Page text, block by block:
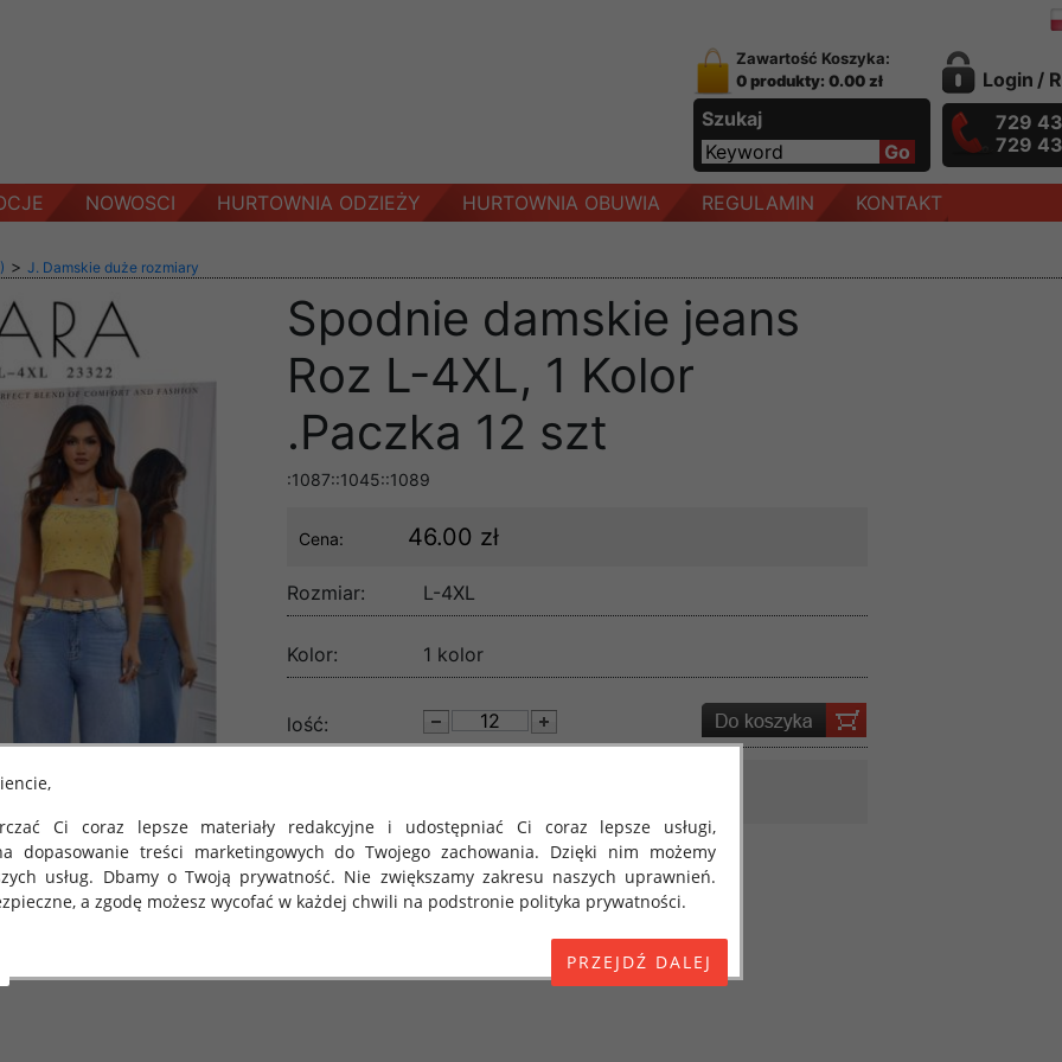
Zawartość Koszyka:
0 produkty: 0.00 zł
Szukaj
Login /
729
729
NOWOSCI HURTOWNIA ODZIEŻY HURTOWNIA OBUWIA REGULAMIN KONTAKT
> J. Damskie duże rozmiary
Spodnie damskie jeans
Roz L-4XL, 1 Kolor
.Paczka 12 szt
:1087::1045::1089
Cena: 46.00 zł
Rozmiar: L-4XL
Kolor: 1 kolor
lość:
Ci coraz lepsze materiały redakcyjne i udostępniać Ci coraz lepsze usługi,
dopasowanie treści marketingowych do Twojego zachowania. Dzięki nim możemy
usług. Dbamy o Twoją prywatność. Nie zwiększamy zakresu naszych uprawnień.
a zgodę możesz wycofać w każdej chwili na podstronie polityka prywatności.
obowiązuje Rozporządzenie Parlamentu Europejskiego i Rady (UE) 2016/679 z dnia 27
ochrony osób fizycznych w związku z przetwarzaniem danych osobowych i w sprawie
takich danych oraz uchylenia dyrektywy 95/46/WE (określane jako "RODO", "ORODO",
o Ochronie Danych"). W związku z tym chcielibyśmy poinformować Cię o
danych oraz zasadach, na jakich odbywa się to po dniu 25 maja 2018 roku. Poniżej